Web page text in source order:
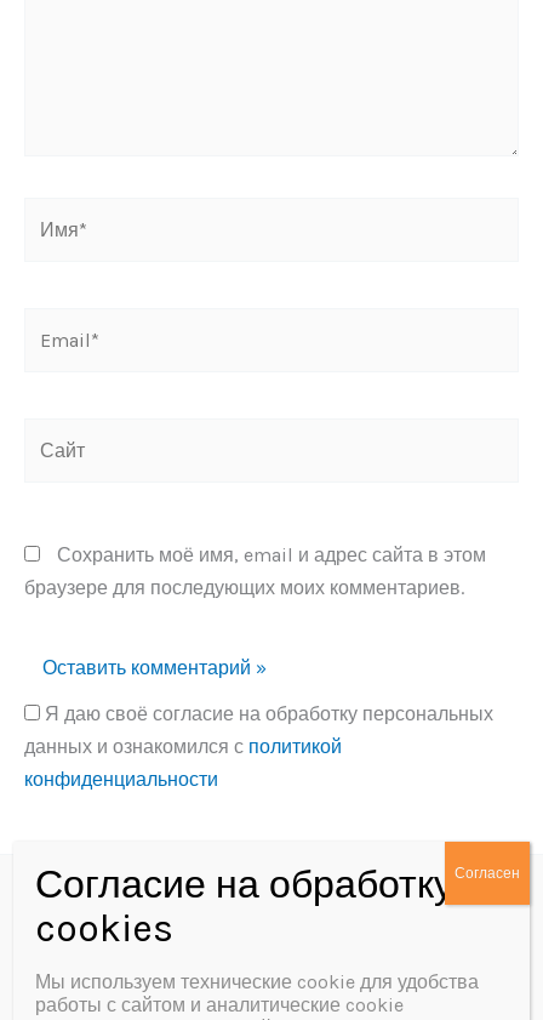
Сохранить моё имя, email и адрес сайта в этом
браузере для последующих моих комментариев.
Я даю своё согласие на обработку персональных
данных и ознакомился с политикой
конфиденциальности
Политика конфиденциальности
Мы используем технические cookie для удобства
работы с сайтом и аналитические cookie